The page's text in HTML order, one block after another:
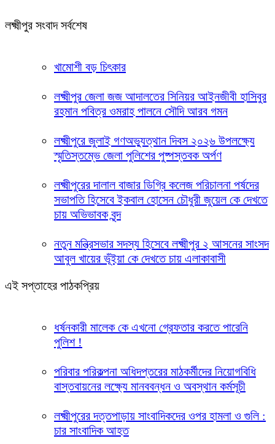
লক্ষ্মীপুর সংবাদ সর্বশেষ
খামোশী বড় চিৎকার
লক্ষ্মীপুর জেলা জজ আদালতের সিনিয়র আইনজীবী হাসিবুর
রহমান পবিত্র ওমরাহ পালনে সৌদি আরব গমন
লক্ষ্মীপুরে জুলাই গণঅভ্যুত্থান দিবস ২০২৬ উপলক্ষ্যে
স্মৃতিস্তম্ভে জেলা পুলিশের পুষ্পস্তবক অর্পণ
লক্ষ্মীপুরের দালাল বাজার ডিগ্রি কলেজ পরিচালনা পর্ষদের
সভাপতি হিসেবে ইকবাল হোসেন চৌধুরী জুয়েল কে দেখতে
চায় অভিভাবক বৃন্দ
নতুন মন্ত্রিসভার সদস্য হিসেবে লক্ষ্মীপুর ২ আসনের সাংসদ
আবুল খায়ের ভূঁইয়া কে দেখতে চায় এলাকাবাসী
এই সপ্তাহের পাঠকপ্রিয়
ধর্ষনকারী মালেক কে এখনো গ্রেফতার করতে পারেনি
পুলিশ !
পরিবার পরিকল্পনা অধিদপ্তরের মাঠকর্মীদের নিয়োগবিধি
বাস্তবায়নের লক্ষ্যে মানববন্ধন ও অবস্থান কর্মসূচী
লক্ষ্মীপুরের দত্তপাড়ায় সাংবাদিকদের ওপর হামলা ও গুলি :
চার সাংবাদিক আহত